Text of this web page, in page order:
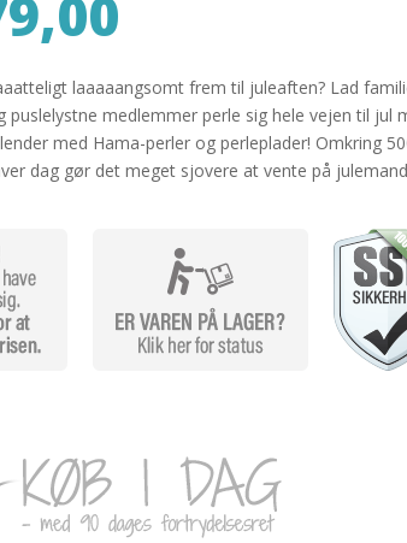
laaaaangsomt frem til juleaften? Lad
puslelystne medlemmer perle sig hele vejen til jul
med Hama-perler og perleplader! Omkring
dag gør det meget sjovere at vente på